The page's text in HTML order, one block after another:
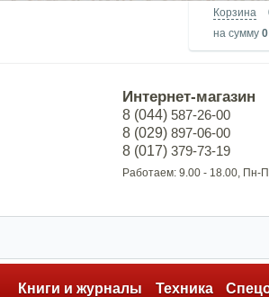
Корзина
на сумму
Интернет-магазин
8 (044) 587-26-00
8 (029) 897-06-00
8 (017) 379-73-19
Работаем: 9.00 - 18.00, Пн-
Книги и журналы Техника